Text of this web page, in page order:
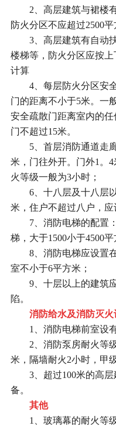
2、高层建筑与裙楼有
防火分区不应超过2500平
3、高层建筑有自动扶
楼梯等，防火分区应按
计算
4、每层防火分区安全
门的距离不小于5米。一
安全疏散门距离室内的
门不超过15米。
5、首层消防通道走廊
米，门往外开。门外1。
火等级一般为3小时；
6、十八层及十八层以
米，住户不超过八户，应
7、消防电梯的配置：
梯，大于1500小于4500
8、消防电梯应设置在
室不小于6平方米；
9、十层以上的建筑应
陷。
消防给水及消防灭火
1、消防电梯前室设有
2、消防泵房耐火等级
米，隔墙耐火2小时，甲
3、超过100米的高层
备。
其他
1、玻璃幕的耐火等级